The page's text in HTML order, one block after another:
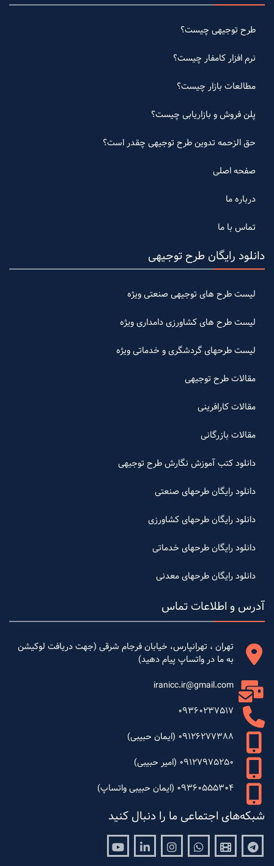
طرح توجیهی چیست؟
نرم افزار کامفار چیست؟
مطالعات بازار چیست؟
پلن فروش و بازاریابی چیست؟
حق الزحمه تدوین طرح توجیهی چقدر است؟
صفحه اصلی
درباره ما
تماس با ما
دانلود رایگان طرح توجیهی
لیست طرح های توجیهی صنعتی ویژه
لیست طرح های کشاورزی دامداری ویژه
لیست طرحهای گردشگری و خدماتی ویژه
مقالات طرح توجیهی
مقالات کارافرینی
مقالات بازرگانی
دانلود کتب آموزش نگارش طرح توجیهی
دانلود رایگان طرحهای صنعتی
دانلود رایگان طرحهای کشاورزی
دانلود رایگان طرحهای خدماتی
دانلود رایگان طرحهای معدنی
آدرس و اطلاعات تماس
تهران ، تهرانپارس، خیابان فرجام شرقی (جهت دریافت لوکیشن
به ما در واتساپ پیام دهید)
iranicc.ir@gmail.com
09360237517
09126277388 (ایمان حبیبی)
09127975250 (امیر حبیبی)
09360555304 (ایمان حبیبی واتساپ)
شبکه‌های اجتماعی ما را دنبال کنید
Telegram
Aparat
Whatsapp
Instagram
Linkedin
Youtube